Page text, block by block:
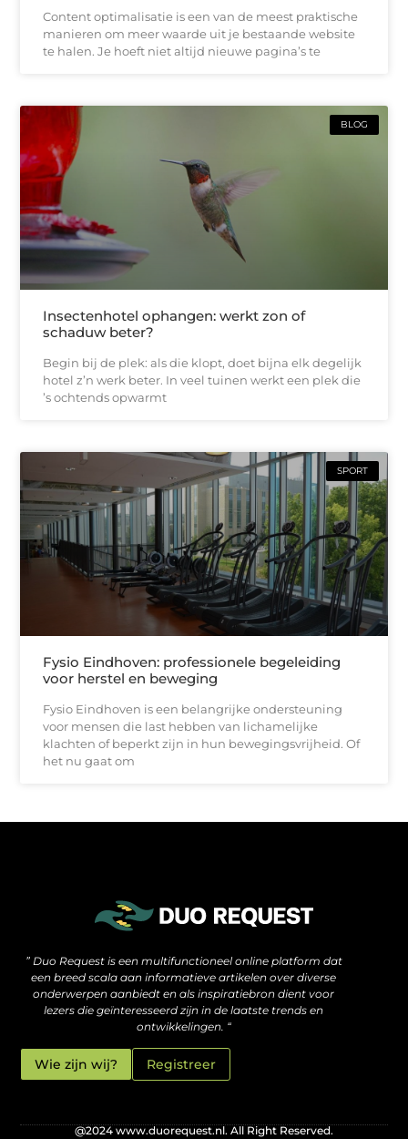
Content optimalisatie is een van de meest praktische
manieren om meer waarde uit je bestaande website
te halen. Je hoeft niet altijd nieuwe pagina’s te
BLOG
Insectenhotel ophangen: werkt zon of
schaduw beter?
Begin bij de plek: als die klopt, doet bijna elk degelijk
hotel z’n werk beter. In veel tuinen werkt een plek die
’s ochtends opwarmt
SPORT
Fysio Eindhoven: professionele begeleiding
voor herstel en beweging
Fysio Eindhoven is een belangrijke ondersteuning
voor mensen die last hebben van lichamelijke
klachten of beperkt zijn in hun bewegingsvrijheid. Of
het nu gaat om
” Duo Request is een multifunctioneel online platform dat
een breed scala aan informatieve artikelen over diverse
onderwerpen aanbiedt en als inspiratiebron dient voor
lezers die geïnteresseerd zijn in de laatste trends en
ontwikkelingen. “
Wie zijn wij? Registreer
@2024 www.duorequest.nl. All Right Reserved.